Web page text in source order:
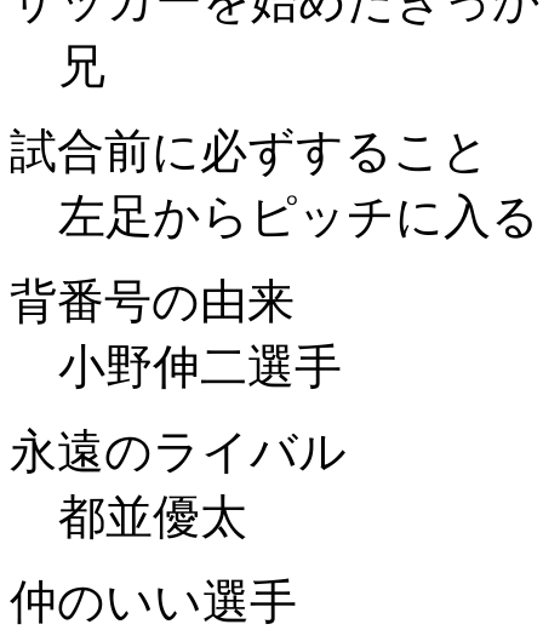
兄
試合前に必ずすること
左足からピッチに入る
背番号の由来
小野伸二選手
永遠のライバル
都並優太
仲のいい選手